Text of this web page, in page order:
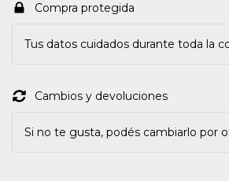
Compra protegida
Tus datos cuidados durante toda la
Cambios y devoluciones
Si no te gusta, podés cambiarlo por